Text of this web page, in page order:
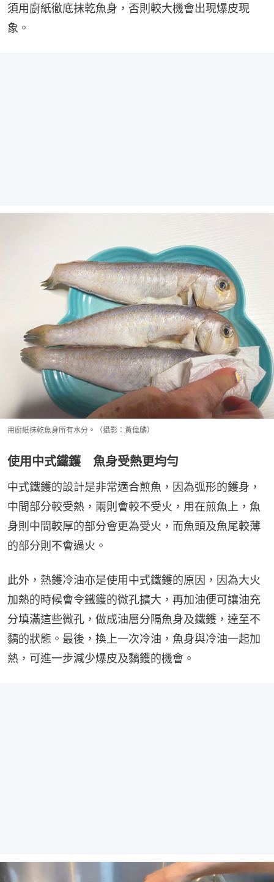
須用廚紙徹底抹乾魚身，否則較大機會出現爆皮現
象。
用廚紙抹乾魚身所有水分。（攝影：黃偉麟）
使用中式鐵鑊 魚身受熱更均勻
中式鐵鑊的設計是非常適合煎魚，因為弧形的鑊身，
中間部分較受熱，兩則會較不受火，用在煎魚上，魚
身則中間較厚的部分會更為受火，而魚頭及魚尾較薄
的部分則不會過火。
此外，熱鑊冷油亦是使用中式鐵鑊的原因，因為大火
加熱的時候會令鐵鑊的微孔擴大，再加油便可讓油充
分填滿這些微孔，做成油層分隔魚身及鐵鑊，達至不
黐的狀態。最後，換上一次冷油，魚身與冷油一起加
熱，可進一步減少爆皮及黐鑊的機會。